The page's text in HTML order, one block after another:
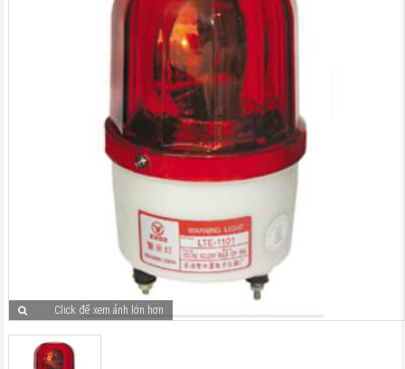
Click để xem ảnh lớn hơn